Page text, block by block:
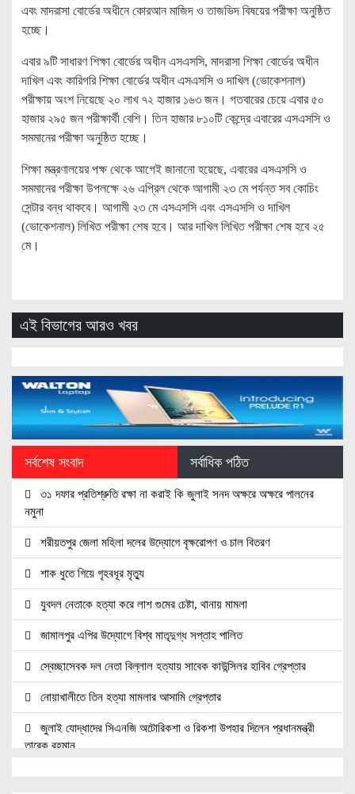
এবং মাদরাসা বোর্ডের অধীনে কোরআন মাজিদ ও তাজভিদ বিষয়ের পরীক্ষা অনুষ্ঠিত
হচ্ছে।
এবার ৯টি সাধারণ শিক্ষা বোর্ডের অধীন এসএসসি, মাদরাসা শিক্ষা বোর্ডের অধীন
দাখিল এবং কারিগরি শিক্ষা বোর্ডের অধীন এসএসসি ও দাখিল (ভোকেশনাল)
পরীক্ষায় অংশ নিয়েছে ২০ লাখ ৭২ হাজার ১৬৩ জন। গতবারের চেয়ে এবার ৫০
হাজার ২৯৫ জন পরীক্ষার্থী বেশি। তিন হাজার ৮১০টি কেন্দ্রে এবারের এসএসসি ও
সমমানের পরীক্ষা অনুষ্ঠিত হচ্ছে।
শিক্ষা মন্ত্রণালয়ের পক্ষ থেকে আগেই জানানো হয়েছে, এবারের এসএসসি ও
সমমানের পরীক্ষা উপলক্ষে ২৬ এপ্রিল থেকে আগামী ২৩ মে পর্যন্ত সব কোচিং
সেন্টার বন্ধ থাকবে। আগামী ২৩ মে এসএসসি এবং এসএসসি ও দাখিল
(ভোকেশনাল) লিখিত পরীক্ষা শেষ হবে। আর দাখিল লিখিত পরীক্ষা শেষ হবে ২৫
মে।
এই বিভাগের আরও খবর
সর্বশেষ সংবাদ সর্বাধিক পঠিত
৩১ দফার প্রতিশ্রুতি রক্ষা না করাই কি জুলাই সনদ অক্ষরে অক্ষরে পালনের
নমুনা
শরীয়তপুর জেলা মহিলা দলের উদ্যোগে বৃক্ষরোপণ ও চাল বিতরণ
শাক ধুতে গিয়ে গৃহবধূর মৃত্যু
যুবদল নেতাকে হত্যা করে লাশ গুমের চেষ্টা, থানায় মামলা
জামালপুর এপির উদ্যোগে বিশ্ব মাতৃদুগ্ধ সপ্তাহ পালিত
স্বেচ্ছাসেবক দল নেতা বিল্লাল হত্যায় সাবেক কাউন্সিলর হাবিব গ্রেপ্তার
নোয়াখালীতে তিন হত্যা মামলার আসামি গ্রেপ্তার
জুলাই যোদ্ধাদের সিএনজি অটোরিকশা ও রিকশা উপহার দিলেন প্রধানমন্ত্রী
তারেক রহমান